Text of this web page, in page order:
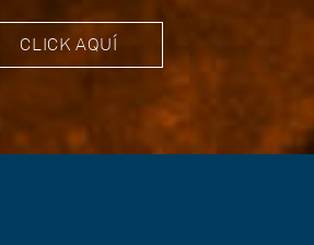
CLICK AQUÍ